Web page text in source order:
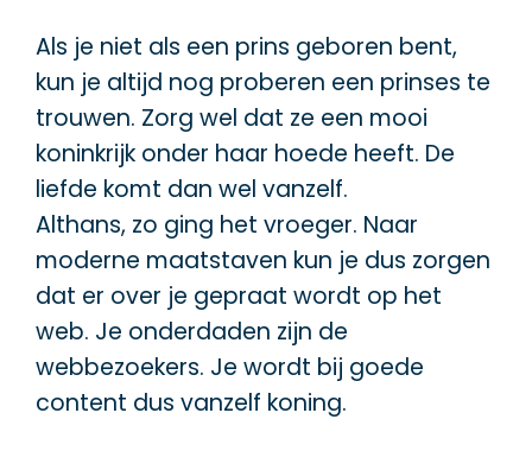
Als je niet als een prins geboren bent,
kun je altijd nog proberen een prinses te
trouwen. Zorg wel dat ze een mooi
koninkrijk onder haar hoede heeft. De
liefde komt dan wel vanzelf.
Althans, zo ging het vroeger. Naar
moderne maatstaven kun je dus zorgen
dat er over je gepraat wordt op het
web. Je onderdaden zijn de
webbezoekers. Je wordt bij goede
content dus vanzelf koning.